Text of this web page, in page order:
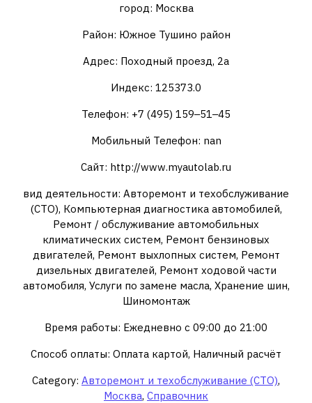
город: Москва
Район: Южное Тушино район
Адрес: Походный проезд, 2а
Индекс: 125373.0
Телефон: +7 (495) 159‒51‒45
Мобильный Телефон: nan
Сайт: http://www.myautolab.ru
вид деятельности: Авторемонт и техобслуживание
(СТО), Компьютерная диагностика автомобилей,
Ремонт / обслуживание автомобильных
климатических систем, Ремонт бензиновых
двигателей, Ремонт выхлопных систем, Ремонт
дизельных двигателей, Ремонт ходовой части
автомобиля, Услуги по замене масла, Хранение шин,
Шиномонтаж
Время работы: Ежедневно с 09:00 до 21:00
Способ оплаты: Оплата картой, Наличный расчёт
Category: Авторемонт и техобслуживание (СТО),
Москва, Справочник